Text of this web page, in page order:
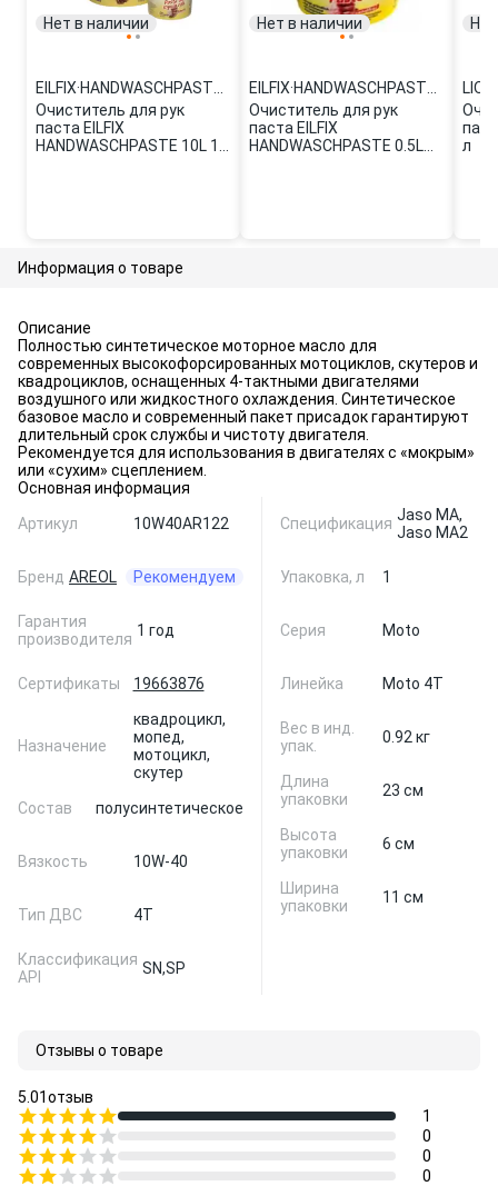
Нет в наличии
EILFIX·
Очиститель для рук
паста EILFIX
HANDWASCHPASTE 10L 10
Нет в наличии
EILFIX·
Очиститель для рук
паста EILFIX
HANDWASCHPASTE 0.5L
л
Информация о товаре
Описание
Полностью синтетическое моторное масло для
современных высокофорсированных мотоциклов, скутеров и
квадроциклов, оснащенных 4-тактными двигателями
воздушного или жидкостного охлаждения. Синтетическое
базовое масло и современный пакет присадок гарантируют
длительный срок службы и чистоту двигателя.
Рекомендуется для использования в двигателях с «мокрым»
или «сухим» сцеплением.
Основная информация
Артикул
10W40AR122
Бренд AREOL Рекомендуем
Гарантия
производителя 1 год
Сертификаты 19663876
Назначение
квадроцикл,
мопед,
мотоцикл,
скутер
Состав
полусинтетическое
Вязкость 10W-40
Тип ДВС 4T
Классификация
API
SN,SP
Спецификация Jaso MA,
Jaso MA2
Упаковка, л 1
Серия Moto
Линейка Moto 4T
Вес в инд.
упак.
0.92 кг
Длина
упаковки
23 см
Высота
упаковки
6 см
Ширина
упаковки
11 см
Отзывы о товаре
5.01отзыв
1
0
0
0